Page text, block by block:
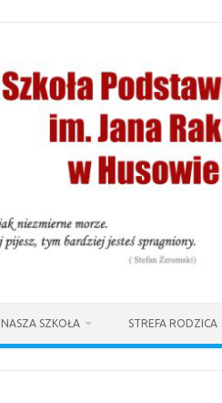
NASZA SZKOŁA STREFA RODZICA